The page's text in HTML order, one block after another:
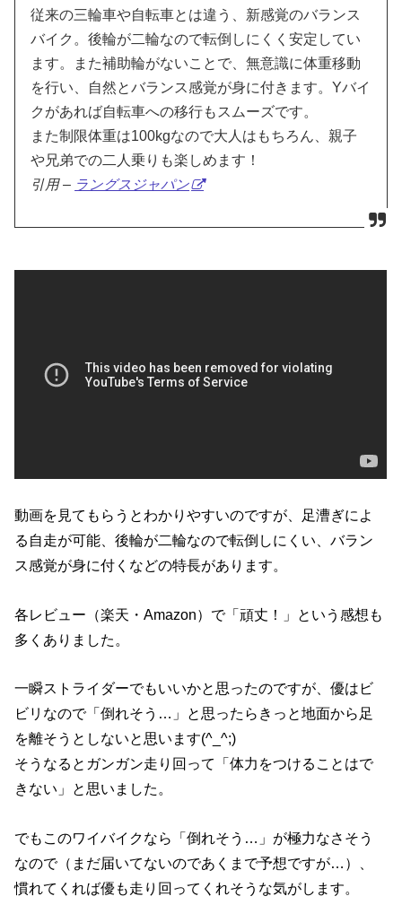
従来の三輪車や自転車とは違う、新感覚のバランス
バイク。後輪が二輪なので転倒しにくく安定してい
ます。また補助輪がないことで、無意識に体重移動
を行い、自然とバランス感覚が身に付きます。Yバイ
クがあれば自転車への移行もスムーズです。
また制限体重は100kgなので大人はもちろん、親子
や兄弟での二人乗りも楽しめます！
引用 – ラングスジャパン
動画を見てもらうとわかりやすいのですが、足漕ぎによ
る自走が可能、後輪が二輪なので転倒しにくい、バラン
ス感覚が身に付くなどの特長があります。
各レビュー（楽天・Amazon）で「頑丈！」という感想も
多くありました。
一瞬ストライダーでもいいかと思ったのですが、優はビ
ビリなので「倒れそう…」と思ったらきっと地面から足
を離そうとしないと思います(^_^;)
そうなるとガンガン走り回って「体力をつけることはで
きない」と思いました。
でもこのワイバイクなら「倒れそう…」が極力なさそう
なので（まだ届いてないのであくまで予想ですが…）、
慣れてくれば優も走り回ってくれそうな気がします。